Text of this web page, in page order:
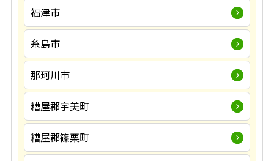
福津市
糸島市
那珂川市
糟屋郡宇美町
糟屋郡篠栗町